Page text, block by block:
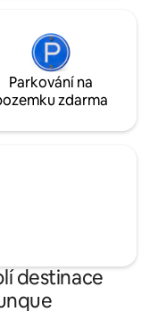
Parkování na
zdarma
destinace